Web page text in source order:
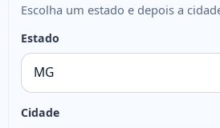
Escolha um estado e depois a
Estado
Cidade